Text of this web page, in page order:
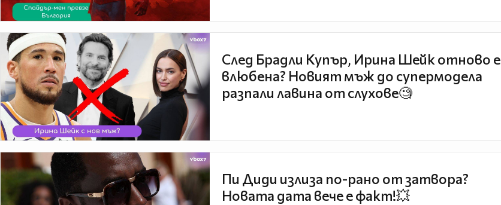
След Брадли Купър, Ирина Шейк отново е
влюбена? Новият мъж до супермодела
разпали лавина от слухове🧐
Пи Диди излиза по-рано от затвора?
Новата дата вече е факт!💥